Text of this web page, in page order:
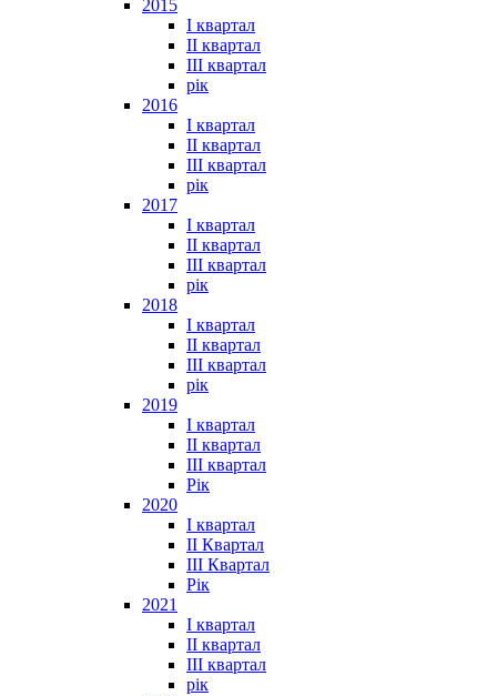
2015
I квартал
II квартал
III квартал
рік
2016
I квартал
II квартал
III квартал
рік
2017
I квартал
II квартал
III квартал
рік
2018
I квартал
II квартал
III квартал
рік
2019
I квартал
II квартал
III квартал
Рік
2020
I квартал
II Квартал
III Квартал
Рік
2021
I квартал
II квартал
III квартал
рік